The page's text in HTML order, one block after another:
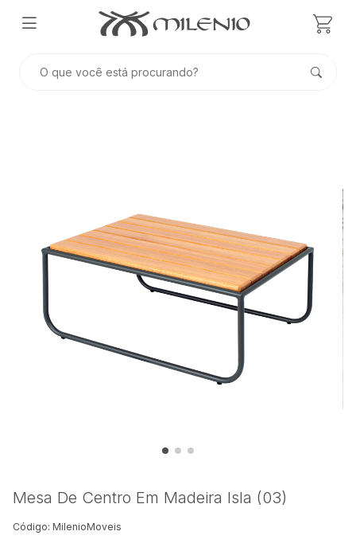
Mesa De Centro Em Madeira Isla (03)
Código: MilenioMoveis